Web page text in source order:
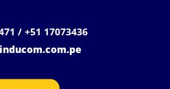
/ +51 17073436